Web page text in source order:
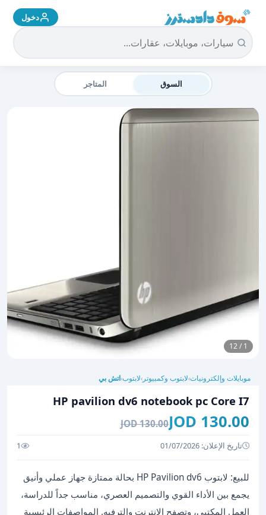
سوق دادسترز الرئيسية دخول
السوق المتاجر
1 / 12
موبايلات وإلكترونيات›لابتوب وكمبيوتر ›لابتوب›اتش بي
HP pavilion dv6 notebook pc Core I7
130.00 JOD
130.00 JOD
تاريخ الإعلان: 01/07/2026 1
للبيع: لابتوب HP Pavilion dv6 بحالة ممتازة جهاز عملي وأنيق
يجمع بين الأداء القوي والتصميم العصري، مناسب جداً للدراسة،
العمل المكتبي، وتصفح الإنترنت والترفيه. المواصفات الرئيسية